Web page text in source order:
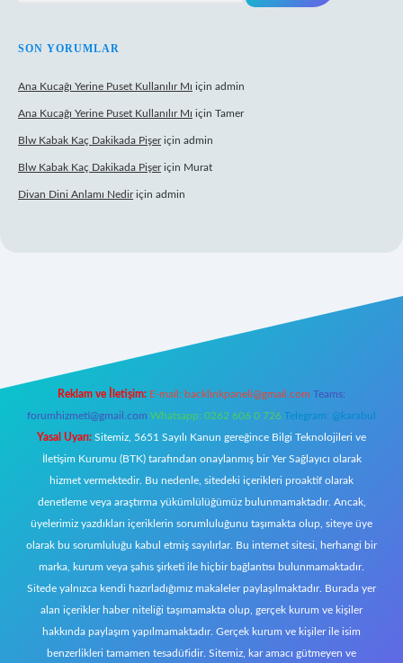
SON YORUMLAR
Ana Kucağı Yerine Puset Kullanılır Mı için admin
Ana Kucağı Yerine Puset Kullanılır Mı için Tamer
Blw Kabak Kaç Dakikada Pişeriçin admin
Blw Kabak Kaç Dakikada Pişeriçin Murat
Divan Dini Anlamı Nediriçin admin
Reklam ve İletişim: E-mail: backlinkpaneli@gmail.com Teams:
forumhizmeti@gmail.com Whatsapp: 0262 606 0 726 Telegram: @karabul
Yasal Uyarı: Sitemiz, 5651 Sayılı Kanun gereğince Bilgi Teknolojileri ve
İletişim Kurumu (BTK) tarafından onaylanmış bir Yer Sağlayıcı olarak
hizmet vermektedir. Bu nedenle, sitedeki içerikleri proaktif olarak
denetleme veya araştırma yükümlülüğümüz bulunmamaktadır. Ancak,
üyelerimiz yazdıkları içeriklerin sorumluluğunu taşımakta olup, siteye üye
olarak bu sorumluluğu kabul etmiş sayılırlar. Bu internet sitesi, herhangi bir
marka, kurum veya şahıs şirketi ile hiçbir bağlantısı bulunmamaktadır.
Sitede yalnızca kendi hazırladığımız makaleler paylaşılmaktadır. Burada yer
alan içerikler haber niteliği taşımamakta olup, gerçek kurum ve kişiler
hakkında paylaşım yapılmamaktadır. Gerçek kurum ve kişiler ile isim
benzerlikleri tamamen tesadüfidir. Sitemiz, kar amacı gütmeyen ve